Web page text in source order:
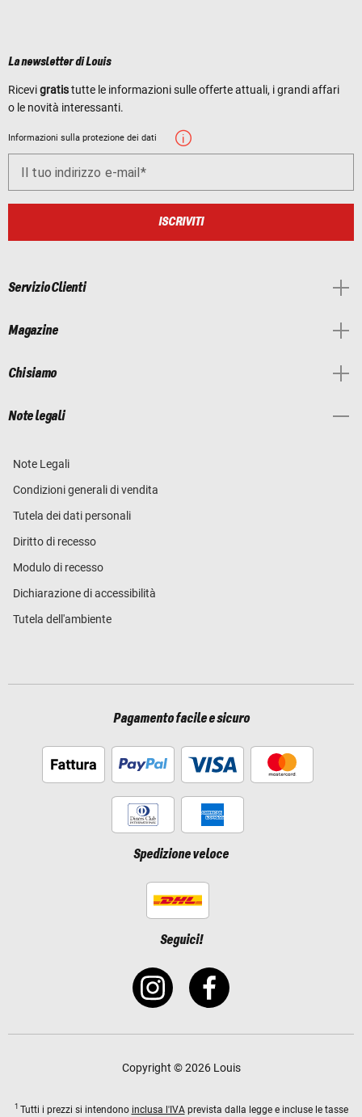
La newsletter di Louis
Ricevigratistutte le informazioni sulle offerte attuali, i grandi affari
o le novità interessanti.
Informazioni sulla protezione dei dati
Il tuo indirizzo e-mail
ISCRIVITI
Servizio Clienti
Magazine
Chi siamo
Note legali
Note Legali
Condizioni generali di vendita
Tutela dei dati personali
Diritto di recesso
Modulo di recesso
Dichiarazione di accessibilità
Tutela dell'ambiente
Pagamento facile e sicuro
Spedizione veloce
Seguici!
Copyright © 2026 Louis
1 Tutti i prezzi si intendono inclusa l'IVAprevista dalla legge e incluse le tasse